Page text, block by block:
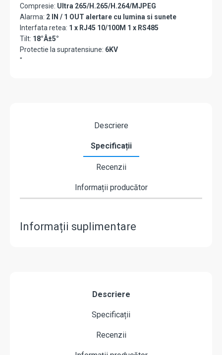
Compresie: Ultra 265/H.265/H.264/MJPEG
Alarma: 2 IN / 1 OUT alertare cu lumina si sunete
Interfata retea: 1 x RJ45 10/100M 1 x RS485
Tilt: 18°Â±5°
Protectie la supratensiune: 6KV
"
Descriere
Specificații
Recenzii
Informații producător
Informații suplimentare
Descriere
Specificații
Recenzii